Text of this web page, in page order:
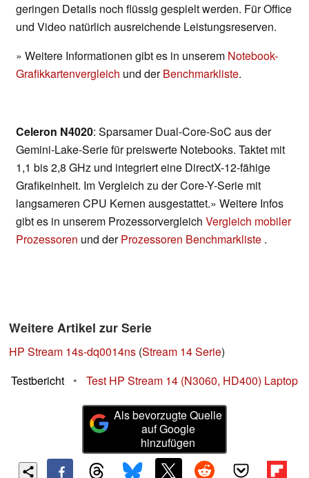
geringen Details noch flüssig gespielt werden. Für Office
und Video natürlich ausreichende Leistungsreserven.
» Weitere Informationen gibt es in unserem Notebook-
Grafikkartenvergleich und derBenchmarkliste.
Celeron N4020: Sparsamer Dual-Core-SoC aus der
Gemini-Lake-Serie für preiswerte Notebooks. Taktet mit
1,1 bis 2,8 GHz und integriert eine DirectX-12-fähige
Grafikeinheit. Im Vergleich zu der Core-Y-Serie mit
langsameren CPU Kernen ausgestattet.» Weitere Infos
gibt es in unserem Prozessorvergleich Vergleich mobiler
Prozessoren und derProzessoren Benchmarkliste .
Weitere Artikel zur Serie
HP Stream 14s-dq0014ns (Stream 14 Serie)
Testbericht
• Test HP Stream 14 (N3060, HD400) Laptop
Als bevorzugte Quelle
auf Google
hinzufügen